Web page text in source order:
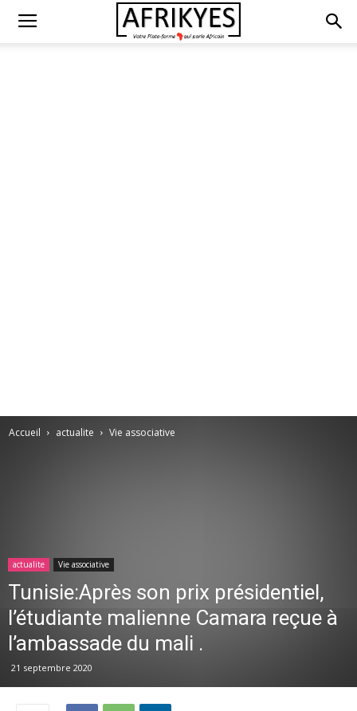
Accueil actualite Vie associative
actualite Vie associative
Tunisie:Après son prix présidentiel,
l’étudiante malienne Camara reçue à
l’ambassade du mali .
21 septembre 2020